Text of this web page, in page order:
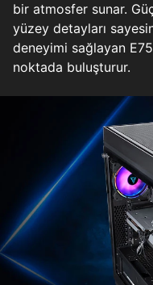
bir atmosfer sunar.
yüzey detayları
deneyimi sağlayan
noktada buluşturur.